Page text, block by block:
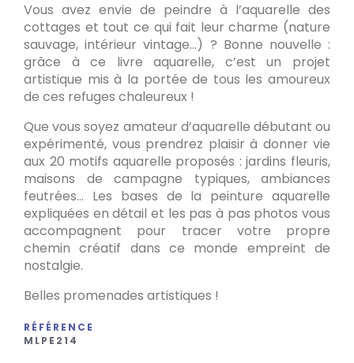
Vous avez envie de peindre à l’aquarelle des
cottages et tout ce qui fait leur charme (nature
sauvage, intérieur vintage…) ? Bonne nouvelle :
grâce à ce livre aquarelle, c’est un projet
artistique mis à la portée de tous les amoureux
de ces refuges chaleureux !
Que vous soyez amateur d’aquarelle débutant ou
expérimenté, vous prendrez plaisir à donner vie
aux 20 motifs aquarelle proposés : jardins fleuris,
maisons de campagne typiques, ambiances
feutrées… Les bases de la peinture aquarelle
expliquées en détail et les pas à pas photos vous
accompagnent pour tracer votre propre
chemin créatif dans ce monde empreint de
nostalgie.
Belles promenades artistiques !
RÉFÉRENCE
MLPE214